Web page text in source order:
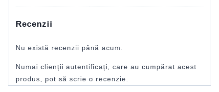
Recenzii
Nu există recenzii până acum.
Numai clienții autentificați, care au cumpărat acest
produs, pot să scrie o recenzie.